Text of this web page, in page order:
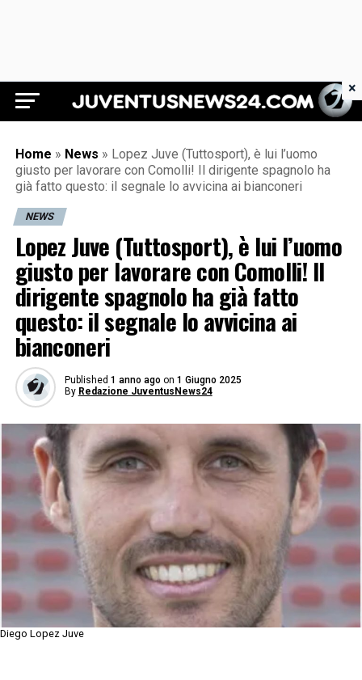
Juventus News 24
Home » News » Lopez Juve (Tuttosport), è lui l’uomo
giusto per lavorare con Comolli! Il dirigente spagnolo ha
già fatto questo: il segnale lo avvicina ai bianconeri
NEWS
Lopez Juve (Tuttosport), è lui l’uomo
giusto per lavorare con Comolli! Il
dirigente spagnolo ha già fatto
questo: il segnale lo avvicina ai
bianconeri
Published 1 anno ago on 1 Giugno 2025
By Redazione JuventusNews24
Diego Lopez Juve
×